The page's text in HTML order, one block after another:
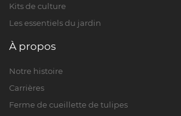
Kits de culture
Les essentiels du jardin
À propos
Notre histoire
Carrières
Ferme de cueillette de tulipes